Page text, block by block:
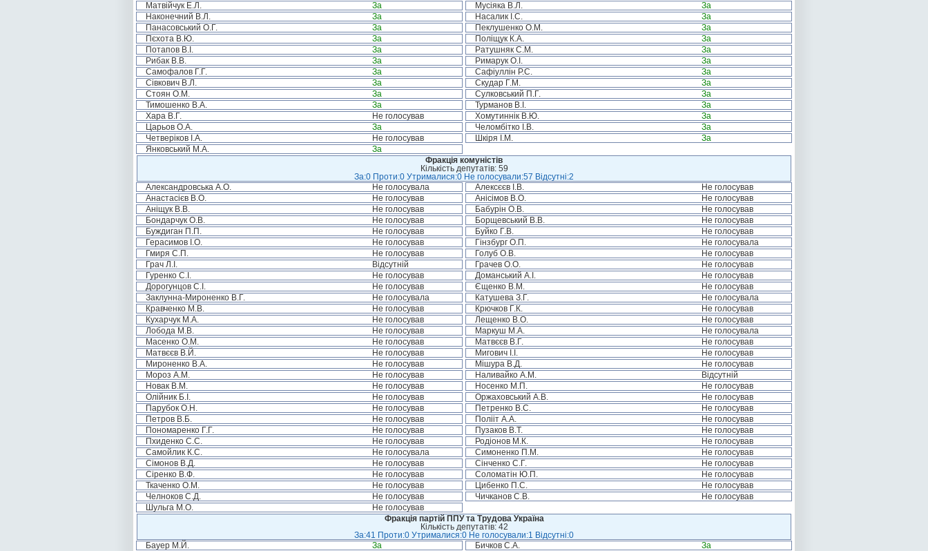
Матвійчук Е.Л.
За Мусіяка В.Л.
За
Наконечний В.Л.
За Насалик І.С.
За
Панасовський О.Г.
За Пеклушенко О.М.
За
Пєхота В.Ю.
За Поліщук К.А.
За
Потапов В.І.
За Ратушняк С.М.
За
Рибак В.В.
За Римарук О.І.
За
Самофалов Г.Г.
За Сафіуллін Р.С.
За
Сівкович В.Л.
За Скудар Г.М.
За
Стоян О.М.
За Сулковський П.Г.
За
Тимошенко В.А.
За Турманов В.І.
За
Хара В.Г.
Не голосував Хомутиннік В.Ю.
За
Царьов О.А.
За Челомбітко І.В.
За
Четверіков І.А.
Не голосував Шкіря І.М.
За
Янковський М.А.
За
Фракція комуністів
Кількість депутатів: 59
За:0 Проти:0 Утрималися:0 Не голосували:57 Відсутні:2
Александровська А.О.
Не голосувала Алексєєв І.В.
Не голосував
Анастасієв В.О.
Не голосував Анісімов В.О.
Не голосував
Аніщук В.В.
Не голосував Бабурін О.В.
Не голосував
Бондарчук О.В.
Не голосував Борщевський В.В.
Не голосував
Буждиган П.П.
Не голосував Буйко Г.В.
Не голосував
Герасимов І.О.
Не голосував Гінзбург О.П.
Не голосувала
Гмиря С.П.
Не голосував Голуб О.В.
Не голосував
Грач Л.І.
Відсутній Грачев О.О.
Не голосував
Гуренко С.І.
Не голосував Доманський А.І.
Не голосував
Дорогунцов С.І.
Не голосував Єщенко В.М.
Не голосував
Заклунна-Мироненко В.Г.
Не голосувала Катушева З.Г.
Не голосувала
Кравченко М.В.
Не голосував Крючков Г.К.
Не голосував
Кухарчук М.А.
Не голосував Лещенко В.О.
Не голосував
Лобода М.В.
Не голосував Маркуш М.А.
Не голосувала
Масенко О.М.
Не голосував Матвєєв В.Г.
Не голосував
Матвєєв В.Й.
Не голосував Мигович І.І.
Не голосував
Мироненко В.А.
Не голосував Мішура В.Д.
Не голосував
Мороз А.М.
Не голосував Наливайко А.М.
Відсутній
Новак В.М.
Не голосував Носенко М.П.
Не голосував
Олійник Б.І.
Не голосував Оржаховський А.В.
Не голосував
Парубок О.Н.
Не голосував Петренко В.С.
Не голосував
Петров В.Б.
Не голосував Полііт А.А.
Не голосував
Пономаренко Г.Г.
Не голосував Пузаков В.Т.
Не голосував
Пхиденко С.С.
Не голосував Родіонов М.К.
Не голосував
Самойлик К.С.
Не голосувала Симоненко П.М.
Не голосував
Сімонов В.Д.
Не голосував Сінченко С.Г.
Не голосував
Сіренко В.Ф.
Не голосував Соломатін Ю.П.
Не голосував
Ткаченко О.М.
Не голосував Цибенко П.С.
Не голосував
Челноков С.Д.
Не голосував Чичканов С.В.
Не голосував
Шульга М.О.
Не голосував
Фракція партій ППУ та Трудова Україна
Кількість депутатів: 42
За:41 Проти:0 Утрималися:0 Не голосували:1 Відсутні:0
Бауер М.Й.
За Бичков С.А.
За